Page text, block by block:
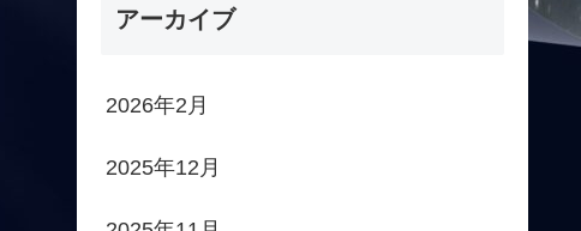
アーカイブ
2026年2月
2025年12月